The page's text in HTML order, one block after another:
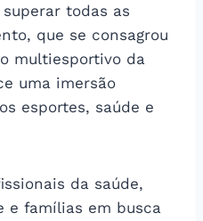
todas as
que se consagrou
multiesportivo da
uma imersão
esportes, saúde e
da saúde,
e famílias em busca